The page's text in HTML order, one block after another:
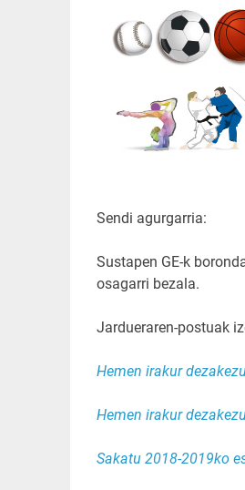
Sendi agurgarria:
Sustapen GE-k
osagarri bezala.
Jardueraren-postuak
Hemen irakur
Hemen irakur
Sakatu 2018-2019ko